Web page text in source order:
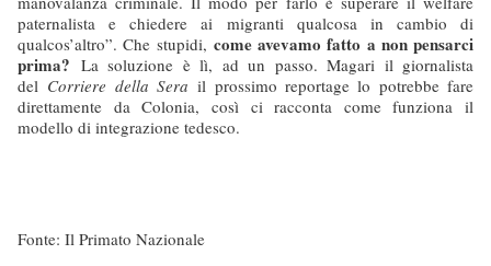
paternalista e chiedere ai migranti qualcosa in cambio di
qualcos’altro”. Che stupidi, come avevamo fatto a non pensarci
prima? La soluzione è lì, ad un passo. Magari il giornalista
del Corriere della Sera il prossimo reportage lo potrebbe fare
direttamente da Colonia, così ci racconta come funziona il
modello di integrazione tedesco.
Fonte: Il Primato Nazionale